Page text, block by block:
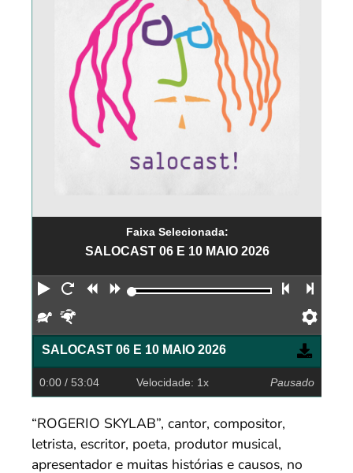
Faixa Selecionada:
SALOCAST 06 E 10 MAIO 2026
Reproduzir
Reiniciar
Retroceder
Avançar Faixa
Devagar
SALOCAST 06 E 10 MAIO 2026
0:00 / 53:04 Velocidade: 1x Pausado
“ROGERIO SKYLAB”, cantor, compositor,
letrista, escritor, poeta, produtor musical,
apresentador e muitas histórias e causos, no